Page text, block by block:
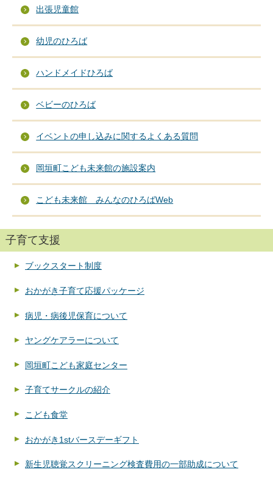
出張児童館
幼児のひろば
ハンドメイドひろば
ベビーのひろば
イベントの申し込みに関するよくある質問
岡垣町こども未来館の施設案内
こども未来館 みんなのひろばWeb
子育て支援
ブックスタート制度
おかがき子育て応援パッケージ
病児・病後児保育について
ヤングケアラーについて
岡垣町こども家庭センター
子育てサークルの紹介
こども食堂
おかがき1stバースデーギフト
新生児聴覚スクリーニング検査費用の一部助成について